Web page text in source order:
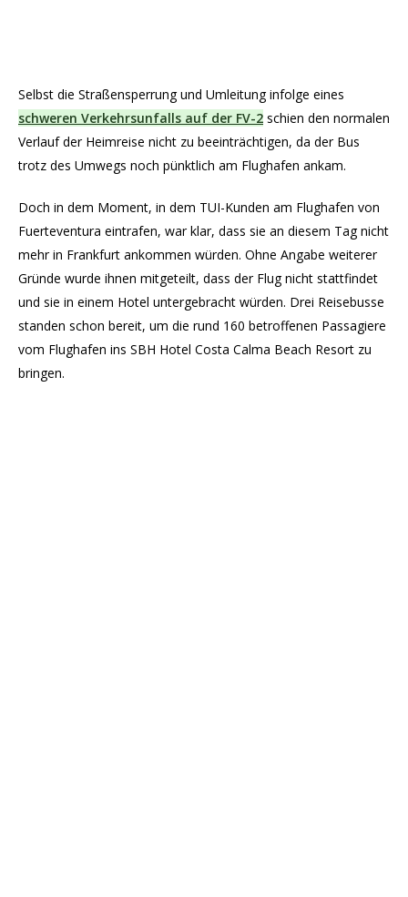
Selbst die Straßensperrung und Umleitung infolge eines
schweren Verkehrsunfalls auf der FV-2 schien den normalen
Verlauf der Heimreise nicht zu beeinträchtigen, da der Bus
trotz des Umwegs noch pünktlich am Flughafen ankam.
Doch in dem Moment, in dem TUI-Kunden am Flughafen von
Fuerteventura eintrafen, war klar, dass sie an diesem Tag nicht
mehr in Frankfurt ankommen würden. Ohne Angabe weiterer
Gründe wurde ihnen mitgeteilt, dass der Flug nicht stattfindet
und sie in einem Hotel untergebracht würden. Drei Reisebusse
standen schon bereit, um die rund 160 betroffenen Passagiere
vom Flughafen ins SBH Hotel Costa Calma Beach Resort zu
bringen.